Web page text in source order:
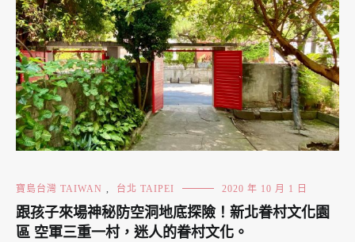
寶島台灣 TAIWAN , 台北 TAIPEI 2020 年 10 月 1 日
跟孩子來場神秘防空洞地底探險！新北眷村文化園
區 空軍三重一村，迷人的眷村文化。